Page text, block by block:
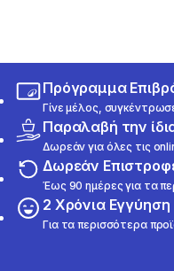
Πρόγραμμα
Γίνε μέλος,
Παραλαβή την
Δωρεάν για όλες τις
Δωρεάν
Έως 90 ημέρες για τα
2 Χρόνια Εγγύηση
Για τα περισσότερα